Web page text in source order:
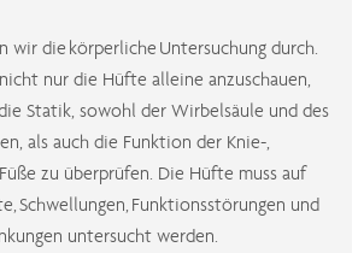
wir die körperliche Untersuchung durch.
nur die Hüfte alleine anzuschauen,
Statik, sowohl der Wirbelsäule und des
als auch die Funktion der Knie-,
zu überprüfen. Die Hüfte muss auf
Schwellungen, Funktionsstörungen und
untersucht werden.